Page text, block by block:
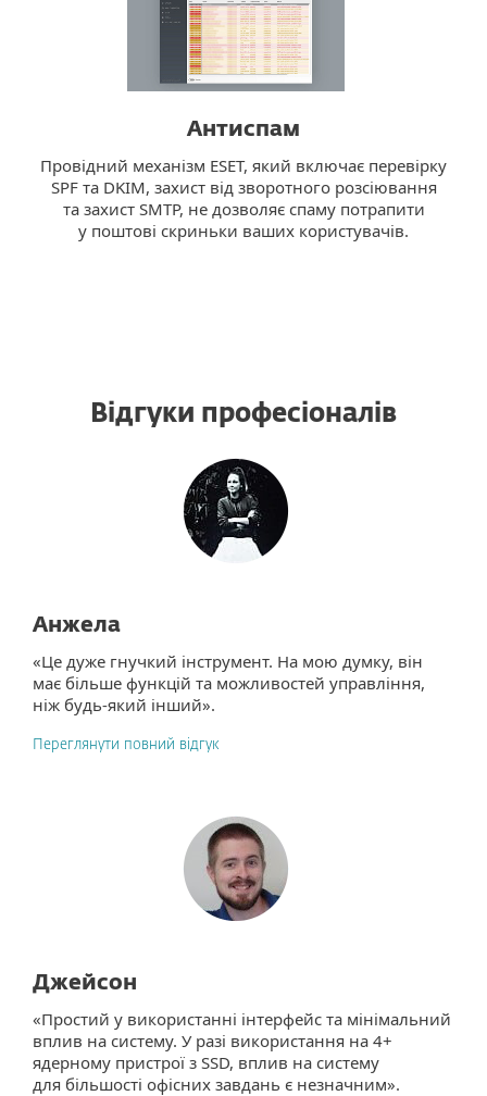
Антиспам
Провідний механізм ESET, який включає перевірку
SPF та DKIM, захист від зворотного розсіювання
та захист SMTP, не дозволяє спаму потрапити
у поштові скриньки ваших користувачів.
Відгуки професіоналів
Анжела
«Це дуже гнучкий інструмент. На мою думку, він
має більше функцій та можливостей управління,
ніж будь-який інший».
Переглянути повний відгук
Джейсон
«Простий у використанні інтерфейс та мінімальний
вплив на систему. У разі використання на 4+
ядерному пристрої з SSD, вплив на систему
для більшості офісних завдань є незначним».